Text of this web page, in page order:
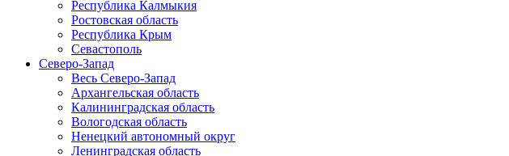
Республика Калмыкия
Ростовская область
Республика Крым
Севастополь
Северо-Запад
Весь Северо-Запад
Архангельская область
Калининградская область
Вологодская область
Ненецкий автономный округ
Ленинградская область